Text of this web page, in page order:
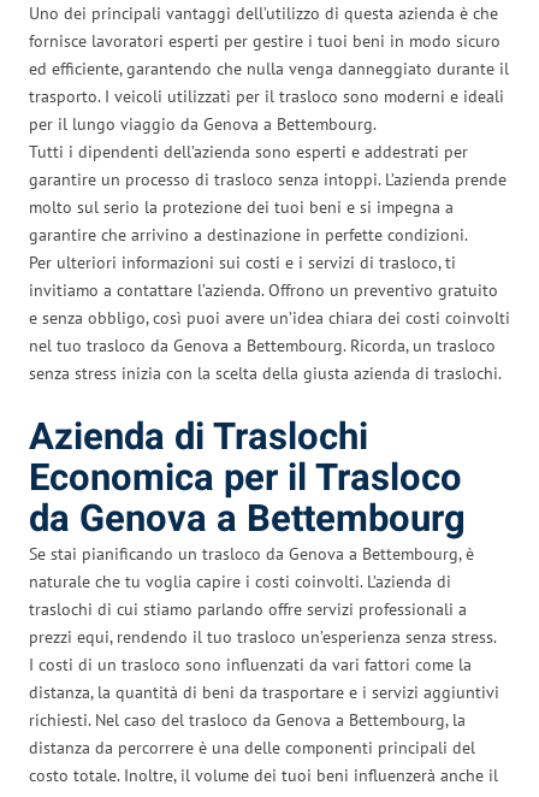
Uno dei principali vantaggi dell’utilizzo di questa azienda è che
fornisce lavoratori esperti per gestire i tuoi beni in modo sicuro
ed efficiente, garantendo che nulla venga danneggiato durante il
trasporto. I veicoli utilizzati per il trasloco sono moderni e ideali
per il lungo viaggio da Genova a Bettembourg.
Tutti i dipendenti dell’azienda sono esperti e addestrati per
garantire un processo di trasloco senza intoppi. L’azienda prende
molto sul serio la protezione dei tuoi beni e si impegna a
garantire che arrivino a destinazione in perfette condizioni.
Per ulteriori informazioni sui costi e i servizi di trasloco, ti
invitiamo a contattare l’azienda. Offrono un preventivo gratuito
e senza obbligo, così puoi avere un’idea chiara dei costi coinvolti
nel tuo trasloco da Genova a Bettembourg. Ricorda, un trasloco
senza stress inizia con la scelta della giusta azienda di traslochi.
Azienda di Traslochi
Economica per il Trasloco
da Genova a Bettembourg
Se stai pianificando un trasloco da Genova a Bettembourg, è
naturale che tu voglia capire i costi coinvolti. L’azienda di
traslochi di cui stiamo parlando offre servizi professionali a
prezzi equi, rendendo il tuo trasloco un’esperienza senza stress.
I costi di un trasloco sono influenzati da vari fattori come la
distanza, la quantità di beni da trasportare e i servizi aggiuntivi
richiesti. Nel caso del trasloco da Genova a Bettembourg, la
distanza da percorrere è una delle componenti principali del
costo totale. Inoltre, il volume dei tuoi beni influenzerà anche il